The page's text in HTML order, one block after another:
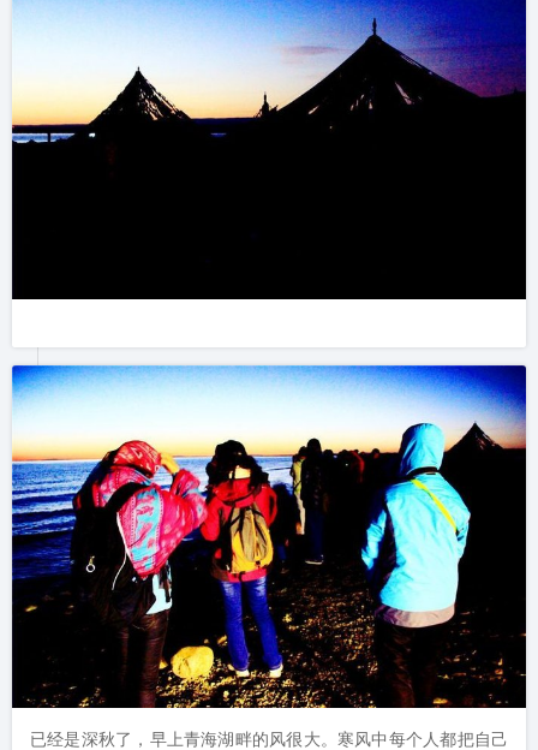
已经是深秋了，早上青海湖畔的风很大。寒风中每个人都把自己